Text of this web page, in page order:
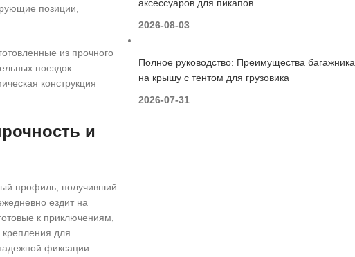
позиции,
из прочного
поездок.
конструкция
и
профиль, получивший
ездит на
к приключениям,
крепления для
фиксации
аксессуаров для пикапов.
2026-08-03
Полное руководство: Преимущества багажника
на крышу с тентом для грузовика
2026-07-31